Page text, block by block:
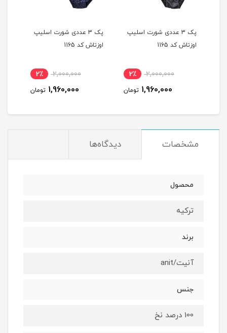
پک 3 عددی شورت اسلیپ
اوزتاش کد 1165
2,000,000 2٪
1,960,000 تومان
پک 3 عددی شورت اسلیپ
اوزتاش کد 1165
2,000,000 2٪
1,960,000 تومان
مشخصات دیدگاه‌ها
محصول
ترکیه
برند
آنیت/anit
جنس
100 درصد نخ